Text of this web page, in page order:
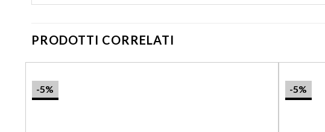
PRODOTTI CORRELATI
-5% -5%